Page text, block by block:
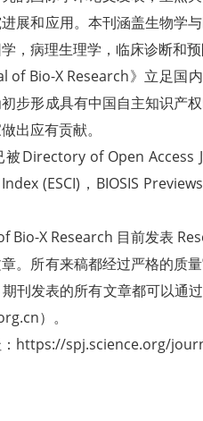
展和应用。本刊涵盖生物学
，病理生理学，临床诊断和
of Bio-X Research》立足
步形成具有中国自主知识产
出应有贡献。
被Directory of Open Access
(ESCI)，BIOSIS
Bio-X Research 目前发表
。所有来稿都经过严格的质
刊发表的所有文章都可以通
）。
：https://spj.science.org/